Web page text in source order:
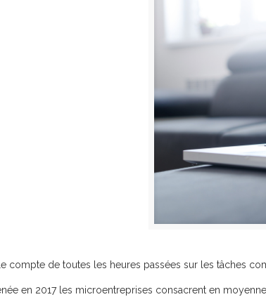
compte de toutes les heures passées sur les tâches
en 2017 les microentreprises consacrent en